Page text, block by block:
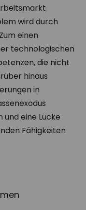
wird durch
einen
technologischen
die nicht
hinaus
in
eine Lücke
Fähigkeiten